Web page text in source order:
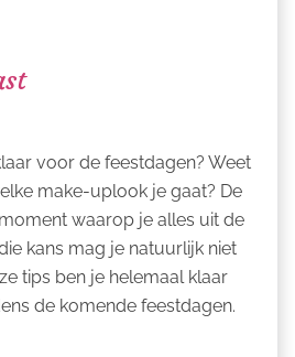
voor de feestdagen? Weet
make-uplook je gaat? De
waarop je alles uit de
kans mag je natuurlijk niet
tips ben je helemaal klaar
de komende feestdagen.